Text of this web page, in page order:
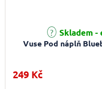
Vuse Pod náplň
Průměrné hodnoceníSkladem -
249 Kč